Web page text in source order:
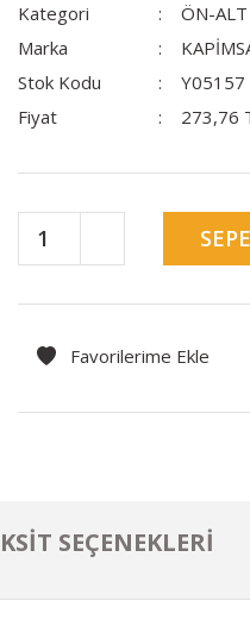
Kategori ÖN-
Marka
Stok Kodu
Y05157
Fiyat
273,76
SEÇENEKLERI